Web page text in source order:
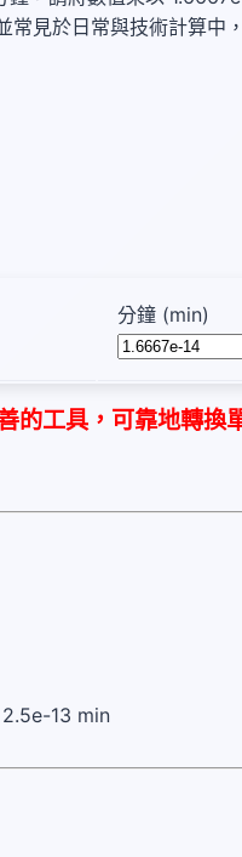
見於日常與技術計算中
分鐘 (min)
的工具，可靠地轉換
13 min